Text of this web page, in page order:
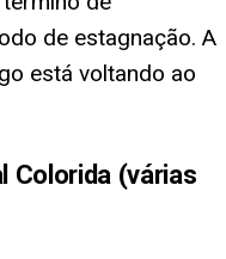
de estagnação. A
está voltando ao
Colorida (várias